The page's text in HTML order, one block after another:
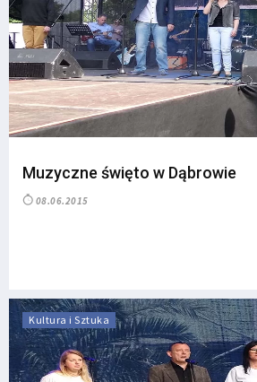
Muzyczne święto w Dąbrowie
08.06.2015
Kultura i Sztuka